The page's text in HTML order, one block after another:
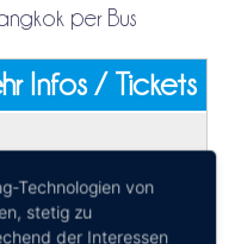
per Bus
Infos / Tickets
Technologien von
stetig zu
der Interessen